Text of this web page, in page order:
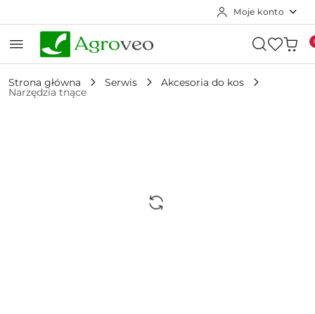
Moje konto
Strona główna Serwis Akcesoria do kos
Narzędzia tnące